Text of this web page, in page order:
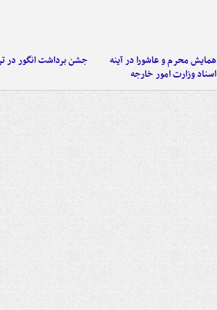
همایش محرم و عاشورا در آینه
اسناد وزارت امور خارجه
جشن برداشت انگور در